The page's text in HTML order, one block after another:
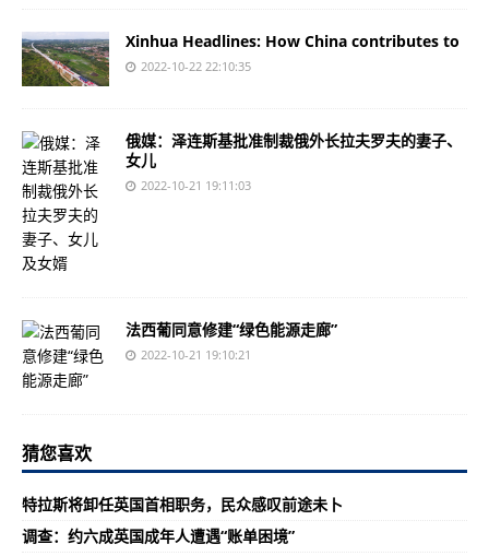
Xinhua Headlines: How China contributes to
2022-10-22 22:10:35
俄媒：泽连斯基批准制裁俄外长拉夫罗夫的妻子、
女儿
2022-10-21 19:11:03
法西葡同意修建“绿色能源走廊”
2022-10-21 19:10:21
猜您喜欢
特拉斯将卸任英国首相职务，民众感叹前途未卜
调查：约六成英国成年人遭遇“账单困境”